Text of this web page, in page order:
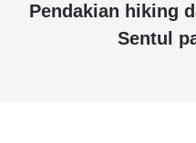
Pendakian hiking
Sentul